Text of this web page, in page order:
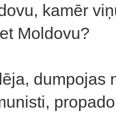
kamēr
Moldovu?
dumpojas